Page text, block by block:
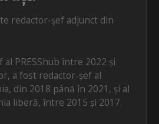
redactor-șef adjunct din
PRESShub între 2022 și
a fost redactor-șef al
din 2018 până în 2021, și al
liberă, între 2015 și 2017.